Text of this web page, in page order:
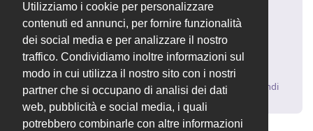
Utilizziamo i cookie per personalizzare
contenuti ed annunci, per fornire funzionalità
dei social media e per analizzare il nostro
traffico. Condividiamo inoltre informazioni sul
modo in cui utilizza il nostro sito con i nostri
partner che si occupano di analisi dei dati
web, pubblicità e social media, i quali
potrebbero combinarle con altre informazioni
fabiop82 19 dic 2016
vedi post per Android, il meccanismo è simile
https://forum.openstamanager.com/d/105/1
Rispondi